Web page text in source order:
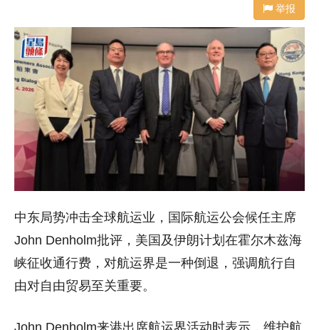
举报
中东局势冲击全球航运业，国际航运公会候任主席
John Denholm批评，美国及伊朗计划在霍尔木兹海
峡征收通行费，对航运界是一种倒退，强调航行自
由对自由贸易至关重要。